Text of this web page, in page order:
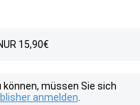
15,90€
müssen Sie sich
anmelden